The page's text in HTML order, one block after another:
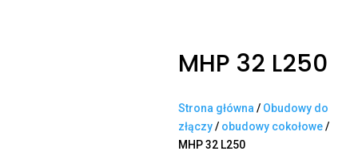
MHP 32 L250
Strona główna / Obudowy do
złączy/ obudowy cokołowe/
MHP 32 L250